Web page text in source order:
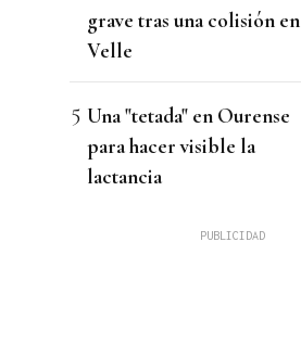
grave tras una colisión en
Velle
Una "tetada" en Ourense
para hacer visible la
lactancia